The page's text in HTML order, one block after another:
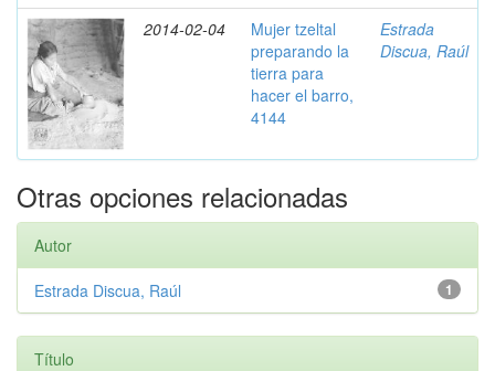
2014-02-04
Mujer tzeltal
preparando la
tierra para
hacer el barro,
4144
Estrada
Discua, Raúl
Otras opciones relacionadas
Autor
1
Estrada Discua, Raúl
Título